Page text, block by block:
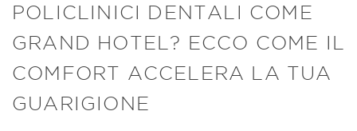
POLICLINICI DENTALI COME
GRAND HOTEL? ECCO COME IL
COMFORT ACCELERA LA TUA
GUARIGIONE